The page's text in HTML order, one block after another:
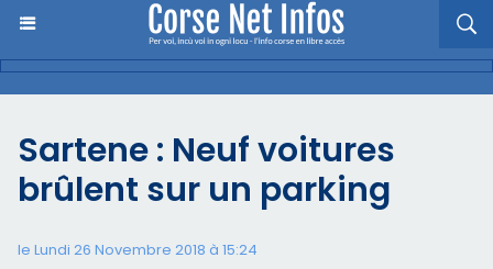
Sartene : Neuf voitures
brûlent sur un parking
le Lundi 26 Novembre 2018 à 15:24